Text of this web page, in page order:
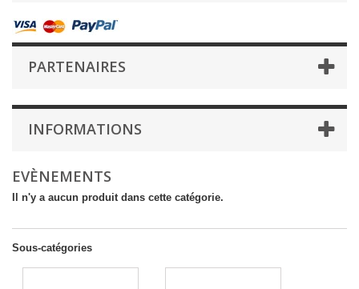
PARTENAIRES
INFORMATIONS
EVÈNEMENTS
Il n'y a aucun produit dans cette catégorie.
Sous-catégories